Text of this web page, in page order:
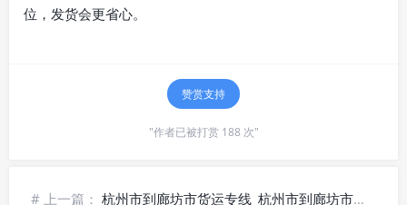
位，发货会更省心。
赞赏支持
"作者已被打赏 188 次"
# 上一篇： 杭州市到廊坊市货运专线_杭州市到廊坊市物流公司_📍全境覆盖